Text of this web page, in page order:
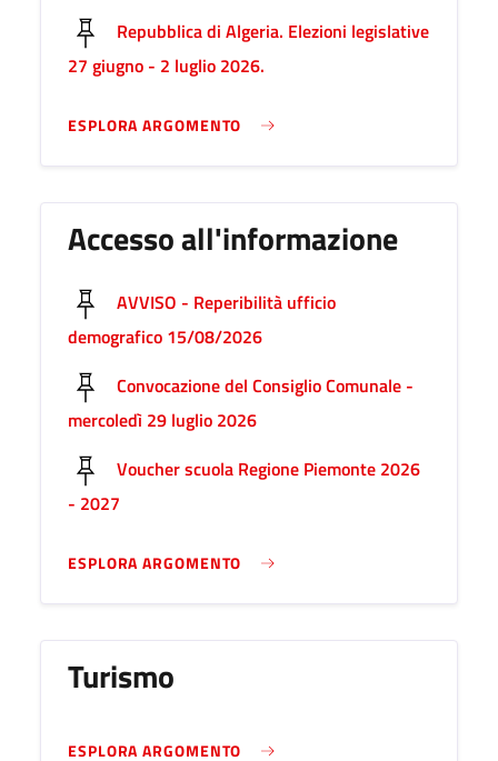
Repubblica di Algeria. Elezioni legislative
27 giugno - 2 luglio 2026.
ESPLORA ARGOMENTO
Accesso all'informazione
AVVISO - Reperibilità ufficio
demografico 15/08/2026
Convocazione del Consiglio Comunale -
mercoledì 29 luglio 2026
Voucher scuola Regione Piemonte 2026
- 2027
ESPLORA ARGOMENTO
Turismo
ESPLORA ARGOMENTO